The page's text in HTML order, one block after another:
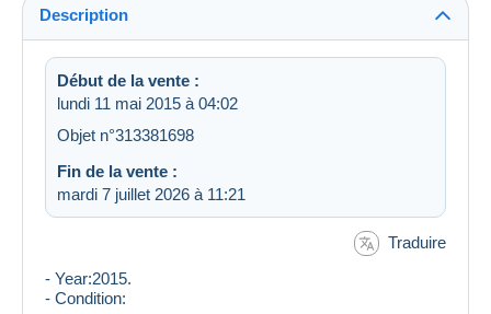
Description
Début de la vente :
lundi 11 mai 2015 à 04:02
Objet n°313381698
Fin de la vente :
mardi 7 juillet 2026 à 11:21
Traduire
- Year:2015.
- Condition: